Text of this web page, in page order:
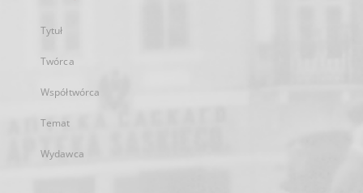
Tytuł
Twórca
Współtwórca
Temat
Wydawca